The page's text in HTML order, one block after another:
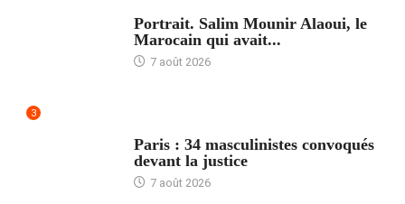
Portrait. Salim Mounir Alaoui, le
Marocain qui avait...
7 août 2026
3
Paris : 34 masculinistes convoqués
devant la justice
7 août 2026